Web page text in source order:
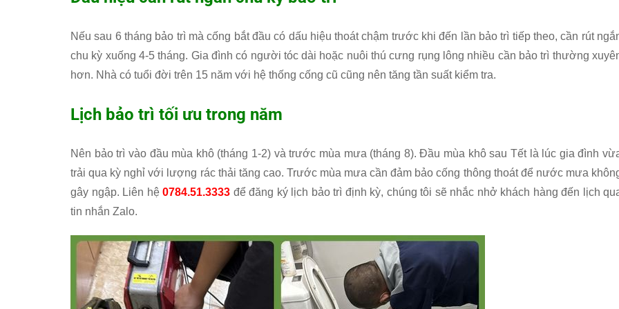
Nếu sau 6 tháng bảo trì mà cống bắt đầu có dấu hiệu thoát chậm trước khi đến lần bảo trì tiếp theo, cần rút
chu kỳ xuống 4-5 tháng. Gia đình có người tóc dài hoặc nuôi thú cưng rụng lông nhiều cần bảo trì thường
hơn. Nhà có tuổi đời trên 15 năm với hệ thống cống cũ cũng nên tăng tần suất kiểm tra.
Lịch bảo trì tối ưu trong năm
Nên bảo trì vào đầu mùa khô (tháng 1-2) và trước mùa mưa (tháng 8). Đầu mùa khô sau Tết là lúc gia đình
trải qua kỳ nghỉ với lượng rác thải tăng cao. Trước mùa mưa cần đảm bảo cống thông thoát để nước mưa
gây ngập. Liên hệ 0784.51.3333 để đăng ký lịch bảo trì định kỳ, chúng tôi sẽ nhắc nhở khách hàng đến lịch
tin nhắn Zalo.